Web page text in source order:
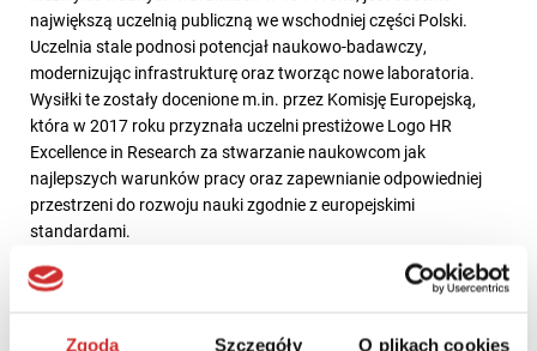
Zgoda Szczegóły O plikach cookies
największą uczelnią publiczną we wschodniej części Polski.
Uczelnia stale podnosi potencjał naukowo-badawczy,
modernizując infrastrukturę oraz tworząc nowe laboratoria.
Wysiłki te zostały docenione m.in. przez Komisję Europejską,
która w 2017 roku przyznała uczelni prestiżowe Logo HR
Excellence in Research za stwarzanie naukowcom jak
najlepszych warunków pracy oraz zapewnianie odpowiedniej
przestrzeni do rozwoju nauki zgodnie z europejskimi
standardami.
UMCS szeroko rozwija współpracę z otoczeniem, zarówno
przedsiębiorcami, jak też i międzynarodowym z ośrodkami